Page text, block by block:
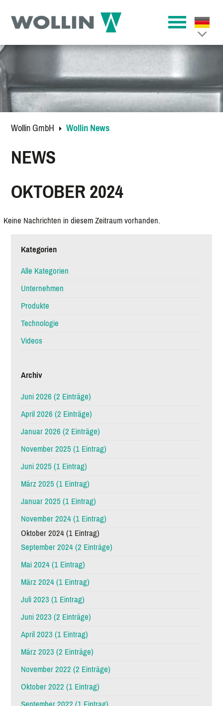
Wollin GmbH Wollin News
NEWS
OKTOBER 2024
Keine Nachrichten in diesem Zeitraum vorhanden.
Kategorien
Alle Kategorien
Unternehmen
Produkte
Technologie
Videos
Archiv
Juni 2026 (2 Einträge)
April 2026 (2 Einträge)
Januar 2026 (2 Einträge)
November 2025 (1 Eintrag)
Juni 2025 (1 Eintrag)
März 2025 (1 Eintrag)
Januar 2025 (1 Eintrag)
November 2024 (1 Eintrag)
Oktober 2024 (1 Eintrag)
September 2024 (2 Einträge)
Mai 2024 (1 Eintrag)
März 2024 (1 Eintrag)
Juli 2023 (1 Eintrag)
Juni 2023 (2 Einträge)
April 2023 (1 Eintrag)
März 2023 (2 Einträge)
November 2022 (2 Einträge)
Oktober 2022 (1 Eintrag)